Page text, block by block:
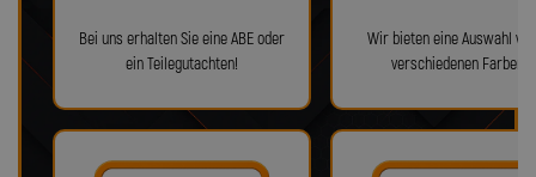
Bei uns erhalten Sie eine ABE oder
ein Teilegutachten!
Wir bieten eine Auswahl
verschiedenen Farben!